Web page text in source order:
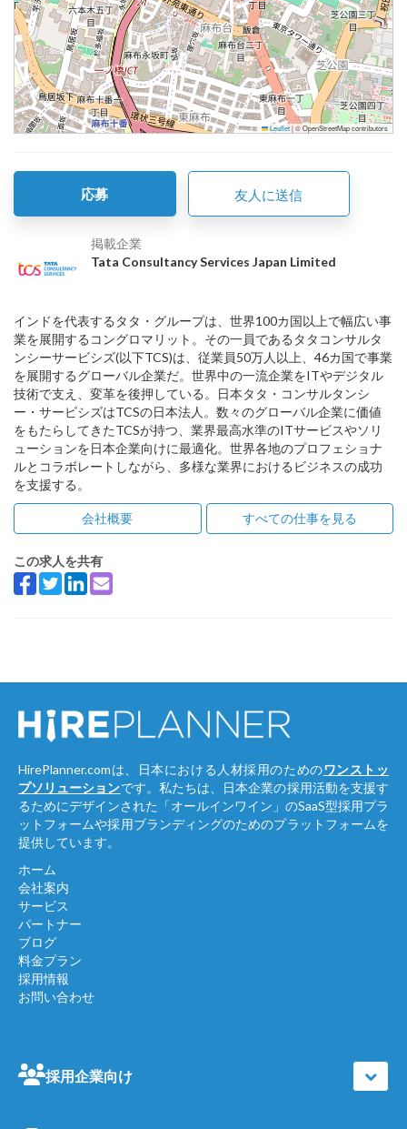
Leaflet|© OpenStreetMap contributors
応募 友人に送信
掲載企業
Tata Consultancy Services Japan Limited
インドを代表するタタ・グループは、世界100カ国以上で幅広い事
業を展開するコングロマリット。その一員であるタタコンサルタ
ンシーサービシズ(以下TCS)は、従業員50万人以上、46カ国で事業
を展開するグローバル企業だ。世界中の一流企業をITやデジタル
技術で支え、変革を後押している。日本タタ・コンサルタンシ
ー・サービシズはTCSの日本法人。数々のグローバル企業に価値
をもたらしてきたTCSが持つ、業界最高水準のITサービスやソリ
ューションを日本企業向けに最適化。世界各地のプロフェショナ
ルとコラボレートしながら、多様な業界におけるビジネスの成功
を支援する。
会社概要 すべての仕事を見る
この求人を共有
採用企業向け
HirePlanner.comは、日本における人材採用のためのワンストッ
プソリューションです。私たちは、日本企業の採用活動を支援す
るためにデザインされた「オールインワイン」のSaaS型採用プラ
ットフォームや採用ブランディングのためのプラットフォームを
提供しています。
ホーム
会社案内
サービス
パートナー
ブログ
料金プラン
採用情報
お問い合わせ